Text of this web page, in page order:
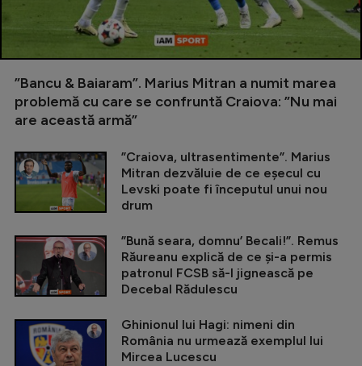
”Bancu & Baiaram”. Marius Mitran a numit marea
problemă cu care se confruntă Craiova: ”Nu mai
are această armă”
”Craiova, ultrasentimente”. Marius
Mitran dezvăluie de ce eșecul cu
Levski poate fi începutul unui nou
drum
”Bună seara, domnu’ Becali!”. Remus
Răureanu explică de ce și-a permis
patronul FCSB să-l jignească pe
Decebal Rădulescu
Ghinionul lui Hagi: nimeni din
România nu urmează exemplul lui
Mircea Lucescu